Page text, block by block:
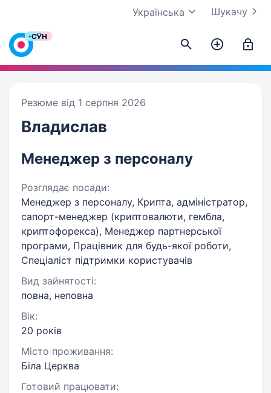
Шукачу
Українська
Резюме від 1 серпня 2026
Владислав
Менеджер з персоналу
Розглядає посади:
Менеджер з персоналу, Крипта, адміністратор,
сапорт-менеджер (криптовалюти, гембла,
криптофорекса), Менеджер партнерської
програми, Працівник для будь-якої роботи,
Спеціаліст підтримки користувачів
Вид зайнятості:
повна, неповна
Вік:
20 років
Місто проживання:
Біла Церква
Готовий працювати: